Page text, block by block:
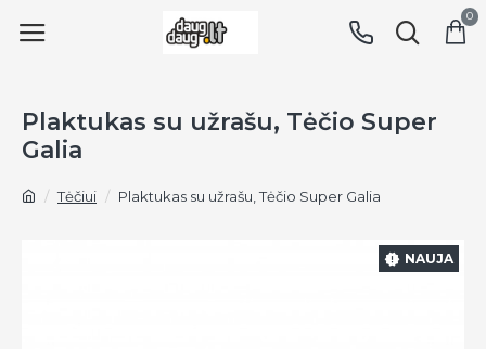
0
Tėčiui Plaktukas su užrašu, Tėčio Super Galia
Plaktukas su užrašu, Tėčio Super
Galia
NAUJA